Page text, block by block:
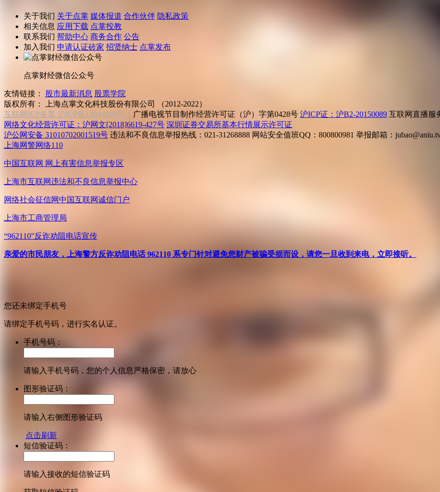
关于我们 关于点掌 媒体报道 合作伙伴 隐私政策
相关信息 应用下载 点掌投教
联系我们 帮助中心 商务合作 公告
加入我们 申请认证砖家 招贤纳士 点掌发布
点掌财经微信公众号
友情链接： 股市最新消息 股票学院
版权所有：
上海点掌文化科技股份有限公司 （2012-2022）
互联网ICP备案 沪ICP备13044908号-1 广播电视节目制作经营许可证（沪）字第0428号 沪ICP证：沪B2-20150089 互联网直播服
网络文化经营许可证：沪网文[2018]6619-427号 深圳证券交易所基本行情展示许可证
沪公网安备 31010702001519号 违法和不良信息举报热线：021-31268888 网站安全值班QQ：800800981 举报邮箱：
上海网警网络110
中国互联网 网上有害信息举报专区
上海市互联网违法和不良信息举报中心
网络社会征信网中国互联网诚信门户
上海市工商管理局
“962110”反诈劝阻电话宣传
亲爱的市民朋友，上海警方反诈劝阻电话 962110 系专门针对避免您财产被骗受损而设，请您一旦收到来电，立即接听。
您还未绑定手机号
请绑定手机号码，进行实名认证。
手机号码：
请输入手机号码，您的个人信息严格保密，请放心
图形验证码：
请输入右侧图形验证码
点击刷新
短信验证码：
请输入接收的短信验证码